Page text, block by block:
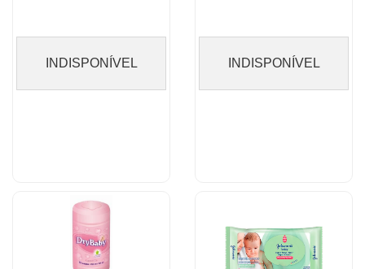
INDISPONÍVEL INDISPONÍVEL